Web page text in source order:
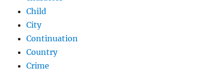
Child
City
Continuation
Country
Crime